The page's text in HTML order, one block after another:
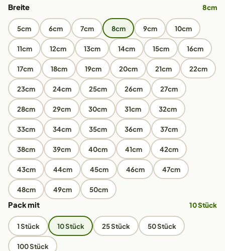
Breite 8cm
5cm 6cm 7cm 8cm 9cm 10cm
11cm 12cm 13cm 14cm 15cm 16cm
17cm 18cm 19cm 20cm 21cm 22cm
23cm 24cm 25cm 26cm 27cm
28cm 29cm 30cm 31cm 32cm
33cm 34cm 35cm 36cm 37cm
38cm 39cm 40cm 41cm 42cm
43cm 44cm 45cm 46cm 47cm
48cm 49cm 50cm
Pack mit 10 Stück
1 Stück 10 Stück 25 Stück 50 Stück
100 Stück